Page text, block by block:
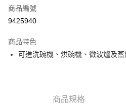
LINE Pay
街口支付
商品編號
9425940
商品特色
可進洗碗機、烘碗機、微波爐及蒸
商品規格